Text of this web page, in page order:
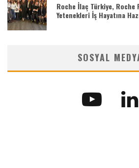
Roche İlaç Türkiye, Roche
Yetenekleri İş Hayatına
SOSYAL